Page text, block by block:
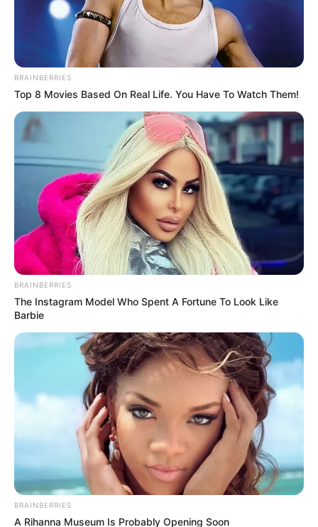
BRAINBERRIES
Top 8 Movies Based On Real Life. You Have To Watch Them!
BRAINBERRIES
The Instagram Model Who Spent A Fortune To Look Like
Barbie
BRAINBERRIES
A Rihanna Museum Is Probably Opening Soon